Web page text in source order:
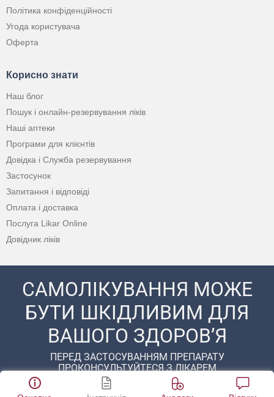
Політика конфіденційності
Угода користувача
Оферта
Корисно знати
Наш блог
Пошук і онлайн-резервування ліків
Наші аптеки
Програми для клієнтів
Довідка і Служба резервування
Застосунок
Запитання і відповіді
Оплата і доставка
Послуга Likar Online
Довідник ліків
САМОЛІКУВАННЯ МОЖЕ
БУТИ ШКІДЛИВИМ ДЛЯ
ВАШОГО ЗДОРОВ’Я
ПЕРЕД ЗАСТОСУВАННЯМ ПРЕПАРАТУ
ПРОКОНСУЛЬТУЙТЕСЯ З ЛІКАРЕМ
© 2020 - 2026 Аптека D.S. Усі права захищені